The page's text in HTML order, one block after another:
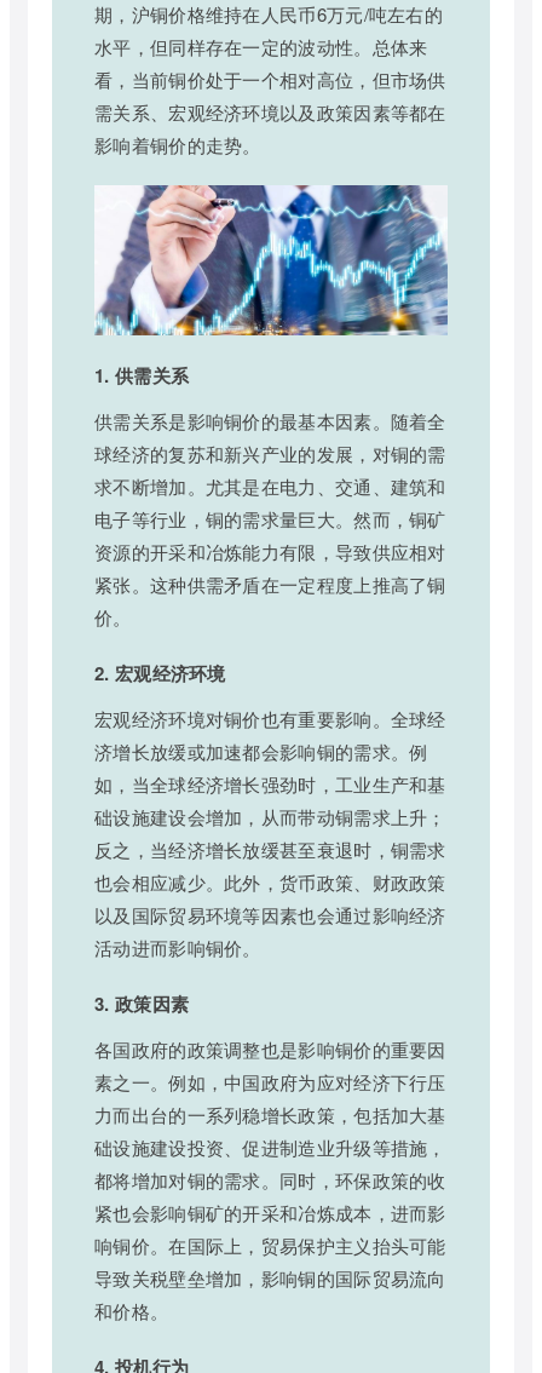
期，沪铜价格维持在人民币6万元/吨左右的
水平，但同样存在一定的波动性。总体来
看，当前铜价处于一个相对高位，但市场供
需关系、宏观经济环境以及政策因素等都在
影响着铜价的走势。
1. 供需关系
供需关系是影响铜价的最基本因素。随着全
球经济的复苏和新兴产业的发展，对铜的需
求不断增加。尤其是在电力、交通、建筑和
电子等行业，铜的需求量巨大。然而，铜矿
资源的开采和冶炼能力有限，导致供应相对
紧张。这种供需矛盾在一定程度上推高了铜
价。
2. 宏观经济环境
宏观经济环境对铜价也有重要影响。全球经
济增长放缓或加速都会影响铜的需求。例
如，当全球经济增长强劲时，工业生产和基
础设施建设会增加，从而带动铜需求上升；
反之，当经济增长放缓甚至衰退时，铜需求
也会相应减少。此外，货币政策、财政政策
以及国际贸易环境等因素也会通过影响经济
活动进而影响铜价。
3. 政策因素
各国政府的政策调整也是影响铜价的重要因
素之一。例如，中国政府为应对经济下行压
力而出台的一系列稳增长政策，包括加大基
础设施建设投资、促进制造业升级等措施，
都将增加对铜的需求。同时，环保政策的收
紧也会影响铜矿的开采和冶炼成本，进而影
响铜价。在国际上，贸易保护主义抬头可能
导致关税壁垒增加，影响铜的国际贸易流向
和价格。
4. 投机行为